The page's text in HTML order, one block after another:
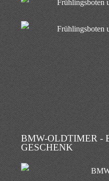
BMW-OLDTIMER -
GESCHENK